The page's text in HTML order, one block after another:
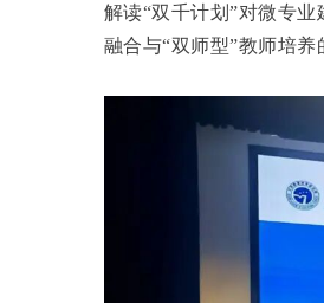
解读“双千计划”对微专
融合与“双师型”教师培